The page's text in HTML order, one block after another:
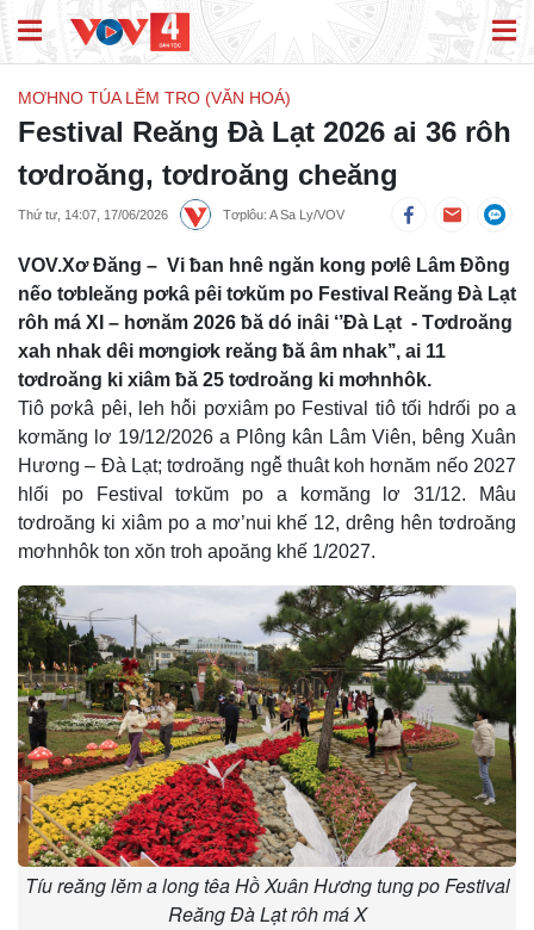
MƠHNO TÚA LĔM TRO (VĂN HOÁ)
Festival Reăng Đà Lạt 2026 ai 36 rôh
tơdroăng, tơdroăng cheăng
Thứ tư, 14:07, 17/06/2026 Tơplôu: A Sa Ly/VOV
VOV.Xơ Đăng – Vi ƀan hnê ngăn kong pơlê Lâm Đồng
nếo tơbleăng pơkâ pêi tơkŭm po Festival Reăng Đà Lạt
rôh má XI – hơnăm 2026 ƀă dó inâi ‘’Đà Lạt - Tơdroăng
xah nhak dêi mơngiơk reăng ƀă âm nhak’’, ai 11
tơdroăng ki xiâm ƀă 25 tơdroăng ki mơhnhôk.
Tiô pơkâ pêi, leh hô̆i pơxiâm po Festival tiô tối hdrối po a
kơmăng lơ 19/12/2026 a Plông kân Lâm Viên, bêng Xuân
Hương – Đà Lạt; tơdroăng ngê̆ thuât koh hơnăm nếo 2027
hlối po Festival tơkŭm po a kơmăng lơ 31/12. Mâu
tơdroăng ki xiâm po a mơ’nui khế 12, drêng hên tơdroăng
mơhnhôk ton xŏn troh apoăng khế 1/2027.
Tíu reăng lĕm a long têa Hồ Xuân Hương tung po Festival
Reăng Đà Lạt rôh má X